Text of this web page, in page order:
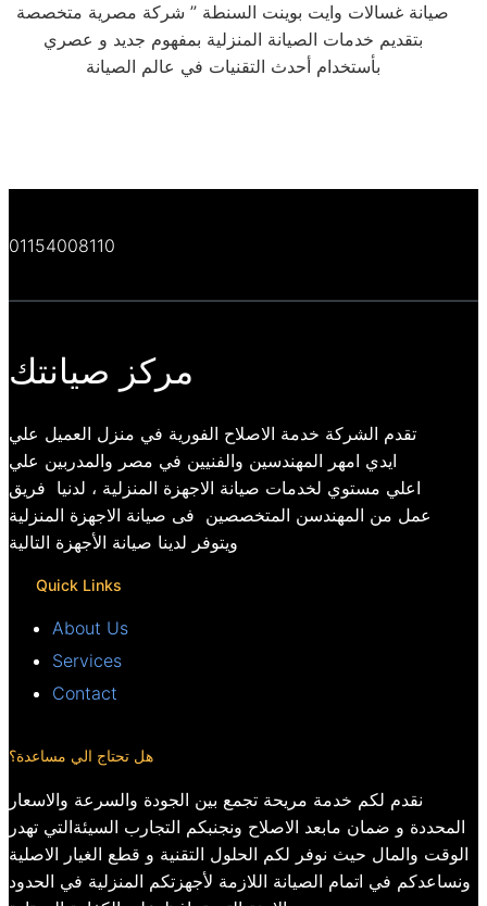
صيانة غسالات وايت بوينت السنطة ” شركة مصرية متخصصة
بتقديم خدمات الصيانة المنزلية بمفهوم جديد و عصري
بأستخدام أحدث التقنيات في عالم الصيانة
01154008110
مركز صيانتك
تقدم الشركة خدمة الاصلاح الفورية في منزل العميل علي
ايدي امهر المهندسين والفنيين في مصر والمدربين علي
اعلي مستوي لخدمات صيانة الاجهزة المنزلية ، لدنيا فريق
عمل من المهندسن المتخصصين فى صيانة الاجهزة المنزلية
ويتوفر لدينا صيانة الأجهزة التالية
Quick Links
About Us
Services
Contact
هل تحتاج الي مساعدة؟
نقدم لكم خدمة مريحة تجمع بين الجودة والسرعة والاسعار
المحددة و ضمان مابعد الاصلاح ونجنبكم التجارب السيئةالتي تهدر
الوقت والمال حيث نوفر لكم الحلول التقنية و قطع الغيار الاصلية
ونساعدكم في اتمام الصيانة اللازمة لأجهزتكم المنزلية في الحدود